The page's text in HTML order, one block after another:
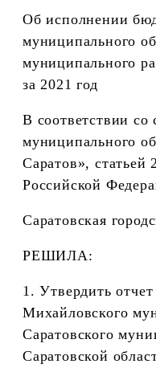
Об исполнении
муниципального
муниципального
за 2021 год
В соответствии со
муниципального
Саратов», статьей
Российской
Саратовская
РЕШИЛА:
1.Утвердить
Михайловского
Саратовского
Саратовской